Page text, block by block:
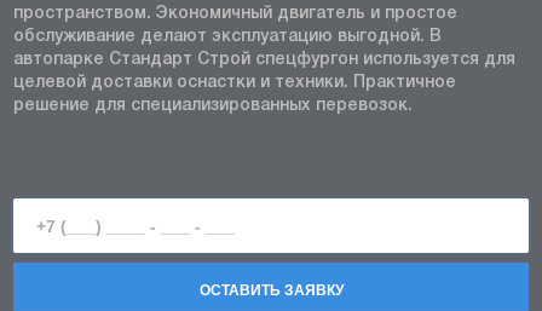
пространством. Экономичный двигатель и простое
обслуживание делают эксплуатацию выгодной. В
автопарке Стандарт Строй спецфургон используется для
целевой доставки оснастки и техники. Практичное
решение для специализированных перевозок.
ОСТАВИТЬ ЗАЯВКУ